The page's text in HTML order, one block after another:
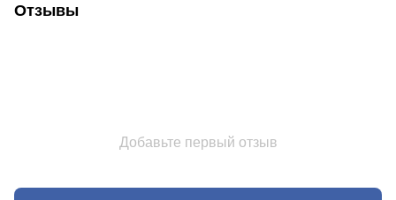
Отзывы
Добавьте первый отзыв